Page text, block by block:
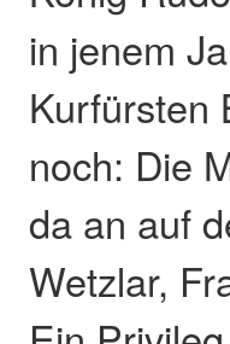
in jenem
Kurfürsten
noch: Die
da an auf
Wetzlar,